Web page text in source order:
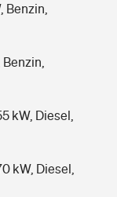
Benzin,
kW, Diesel,
kW, Diesel,